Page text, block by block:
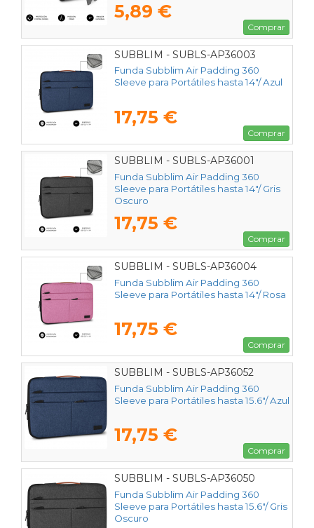
5,89 €
Comprar
SUBBLIM - SUBLS-AP36003
Funda Subblim Air Padding 360
Sleeve para Portátiles hasta 14"/ Azul
17,75 €
Comprar
SUBBLIM - SUBLS-AP36001
Funda Subblim Air Padding 360
Sleeve para Portátiles hasta 14"/ Gris
Oscuro
17,75 €
Comprar
SUBBLIM - SUBLS-AP36004
Funda Subblim Air Padding 360
Sleeve para Portátiles hasta 14"/ Rosa
17,75 €
Comprar
SUBBLIM - SUBLS-AP36052
Funda Subblim Air Padding 360
Sleeve para Portátiles hasta 15.6"/ Azul
17,75 €
Comprar
SUBBLIM - SUBLS-AP36050
Funda Subblim Air Padding 360
Sleeve para Portátiles hasta 15.6"/ Gris
Oscuro